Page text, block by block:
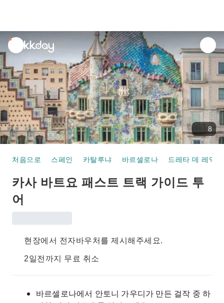
unread
notifications
8
처음으로 스페인 카탈루냐 바르셀로나 드레타 데 레익
카사 바트요 패스트 트랙 가이드 투
어
현장에서 전자바우처를 제시해주세요.
2일전까지 무료 취소
바르셀로나에서 안토니 가우디가 만든 걸작 중 하